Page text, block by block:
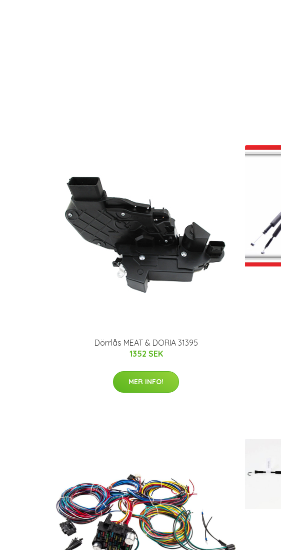
Dörrlås MEAT & DORIA 31395
1352 SEK
MER INFO!